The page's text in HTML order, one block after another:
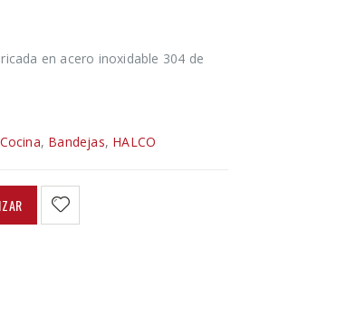
en acero inoxidable 304 de
, Bandejas, HALCO